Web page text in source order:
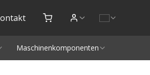
Maschinenkomponenten